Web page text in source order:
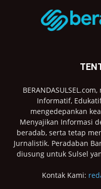
Informatif,
mengedepankan
Menyajikan Informasi
beradab, serta tetap
Jurnalistik. Peradaban
diusung untuk Sulsel
Kontak Kami: